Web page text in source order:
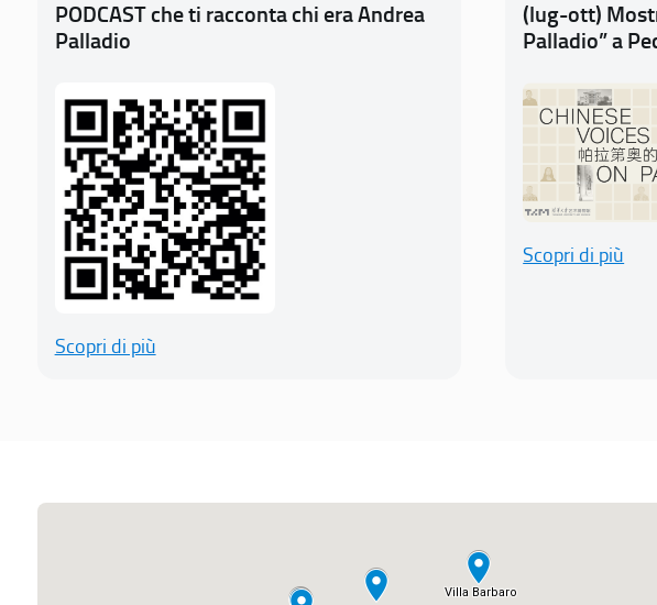
PODCAST che ti racconta chi era Andrea
Palladio
Scopri di più
(lug-ott)
Palladio” a
Scopri di più